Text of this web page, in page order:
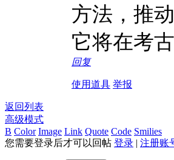
方法，推
它将在考
回复
使用道具 举报
返回列表
高级模式
B Color Image Link Quote Code Smilies
您需要登录后才可以回帖 登录 | 注册账